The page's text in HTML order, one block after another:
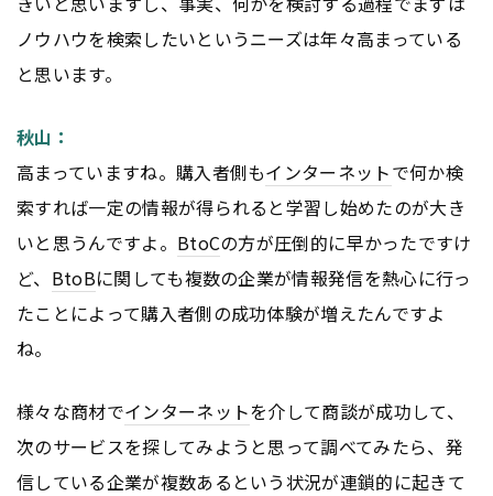
ノウハウを検索したいというニーズは年々高まっている
と思います。
秋山：
高まっていますね。購入者側もインターネットで何か検
索すれば一定の情報が得られると学習し始めたのが大き
いと思うんですよ。 BtoCの方が圧倒的に早かったですけ
ど、 BtoBに関しても複数の企業が情報発信を熱心に行っ
たことによって購入者側の成功体験が増えたんですよ
ね。
様々な商材でインターネットを介して商談が成功して、
次のサービスを探してみようと思って調べてみたら、発
信している企業が複数あるという状況が連鎖的に起きて